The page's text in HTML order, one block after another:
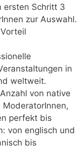
ersten Schritt 3
zur Auswahl.
in
weltweit.
von native
perfekt bis
von englisch und
bis